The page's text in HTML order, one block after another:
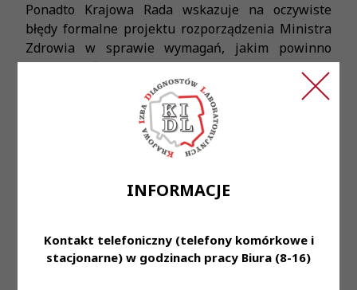
INFORMACJE
Kontakt telefoniczny (telefony komórkowe i
stacjonarne) w godzinach pracy Biura (8-16)
Ponadto Krajowa Rada wskazuje na oczywiste
błędy formalne projektu rozporządzenia Ministra
Zdrowia w sprawie wymagań, jakim powinno
odpowiadać medyczne laboratorium diagnostyczne
oraz kwalifikacje personelu, a także szereg
obszarów, które nie zostały należycie ujęte w
projektowanym akcie prawnym, takich jak
lokalizacja laboratoriów przyszpitalnych,
wymagania dotyczące systemu informatycznego
dla małych podmiotów laboratoryjnych lub braki
rozwiązań, które godzą w interes pacjentów.
strony Ministerstwa Zdrowia części przekazanych
uwag przez KRDL w lipcu bieżącego roku.